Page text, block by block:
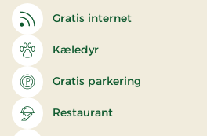
Gratis internet
Kæledyr
Gratis parkering
Restaurant